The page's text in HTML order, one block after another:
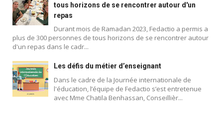
tous horizons de se rencontrer autour d'un
repas
Durant mois de Ramadan 2023, Fedactio a permis a
plus de 300 personnes de tous horizons de se rencontrer autour
d'un repas dans le cadr...
Les défis du métier d’enseignant
Dans le cadre de la Journée internationale de
l'éducation, l’équipe de Fedactio s’est entretenue
avec Mme Chatila Benhassan, Conseillièr...
Blog